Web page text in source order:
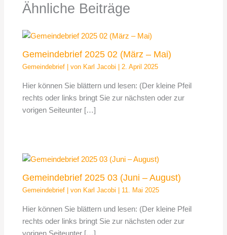
Ähnliche Beiträge
Gemeindebrief 2025 02 (März – Mai)
Gemeindebrief | von Karl Jacobi |2. April 2025
Hier können Sie blättern und lesen: (Der kleine Pfeil
rechts oder links bringt Sie zur nächsten oder zur
vorigen Seiteunter […]
Gemeindebrief 2025 03 (Juni – August)
Gemeindebrief | von Karl Jacobi 11. Mai 2025
Hier können Sie blättern und lesen: (Der kleine Pfeil
rechts oder links bringt Sie zur nächsten oder zur
vorigen Seiteunter […]